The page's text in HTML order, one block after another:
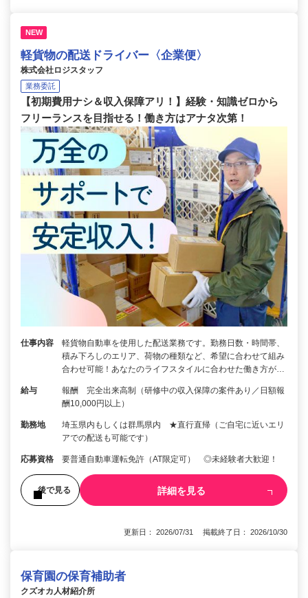
NEW
軽貨物の配送ドライバー〈企業便〉
株式会社ロジスタッフ
業務委託
【初期費用ナシ＆収入保障アリ！】経験・知識ゼロから
フリーランスを目指せる！働き方はアナタ次第！
仕事内容
軽貨物自動車を使用した配送業務です。勤務日数・時間帯、
積み下ろしのエリア、荷物の種類など、希望に合わせて組み
合わせ可能！あなたのライフスタイルに合わせた働き方が…
給与
報酬 完全出来高制（研修中の収入保障の案件あり／日額報
酬10,000円以上）
勤務地
埼玉県内もしくは群馬県内 ★直行直帰（ご自宅に近いエリ
アでの配送も可能です）
応募資格 要普通自動車運転免許（AT限定可） ◎未経験者大歓迎！
後で見る 詳細を見る
更新日： 2026/07/31 掲載終了日： 2026/10/30
保育園の保育補助者
クズオカ人材紹介所